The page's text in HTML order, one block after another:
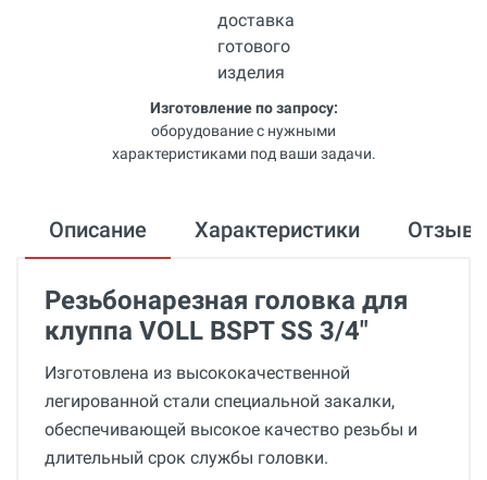
Изготовление по запросу:
оборудование с нужными
характеристиками под ваши задачи.
Описание Характеристики
Резьбонарезная головка для
клуппа VOLL BSPT SS 3/4"
Изготовлена из высококачественной
легированной стали специальной закалки,
обеспечивающей высокое качество резьбы и
длительный срок службы головки.